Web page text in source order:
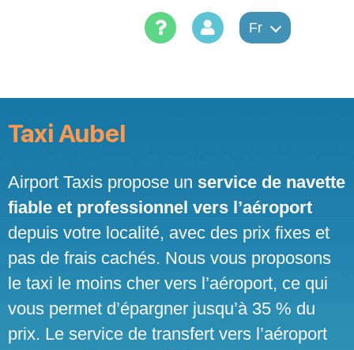
Fr
Taxi Aubel
Airport Taxis propose un service de navette
fiable et professionnel vers l’aéroport
depuis votre localité, avec des prix fixes et
pas de frais cachés. Nous vous proposons
le taxi le moins cher vers l’aéroport, ce qui
vous permet d’épargner jusqu’à 35 % du
prix. Le service de transfert vers l’aéroport